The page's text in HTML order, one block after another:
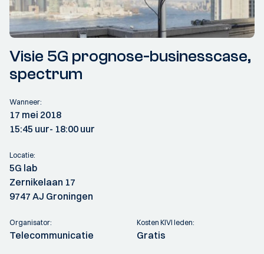
Visie 5G prognose-businesscase,
spectrum
Wanneer:
17 mei 2018
15:45 uur- 18:00 uur
Locatie:
5G lab
Zernikelaan 17
9747 AJ Groningen
Organisator:
Telecommunicatie
Kosten KIVI leden:
Gratis